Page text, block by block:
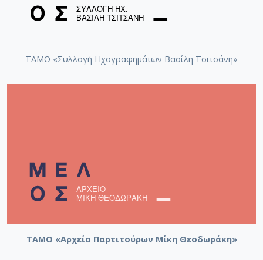
ΤΑΜΟ «Συλλογή Ηχογραφημάτων Βασίλη Τσιτσάνη»
ΤΑΜΟ «Αρχείο Παρτιτούρων Μίκη Θεοδωράκη»